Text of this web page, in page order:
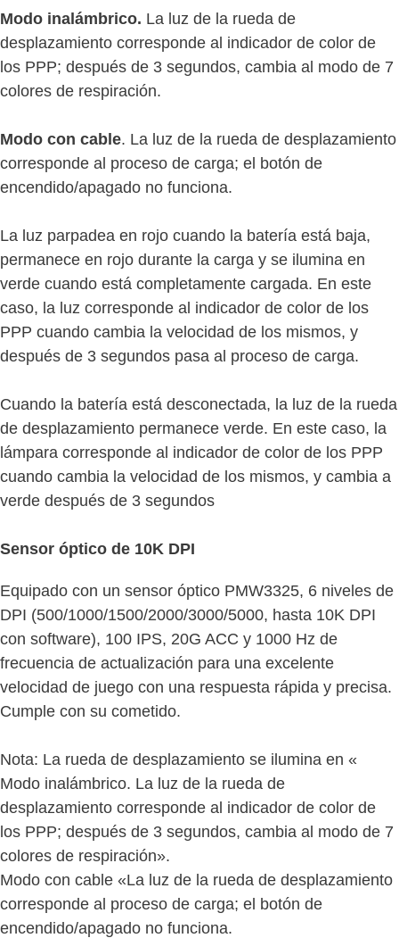
Modo inalámbrico. La luz de la rueda de
desplazamiento corresponde al indicador de color de
los PPP; después de 3 segundos, cambia al modo de 7
colores de respiración.
Modo con cable. La luz de la rueda de desplazamiento
corresponde al proceso de carga; el botón de
encendido/apagado no funciona.
La luz parpadea en rojo cuando la batería está baja,
permanece en rojo durante la carga y se ilumina en
verde cuando está completamente cargada. En este
caso, la luz corresponde al indicador de color de los
PPP cuando cambia la velocidad de los mismos, y
después de 3 segundos pasa al proceso de carga.
Cuando la batería está desconectada, la luz de la rueda
de desplazamiento permanece verde. En este caso, la
lámpara corresponde al indicador de color de los PPP
cuando cambia la velocidad de los mismos, y cambia a
verde después de 3 segundos
Sensor óptico de 10K DPI
Equipado con un sensor óptico PMW3325, 6 niveles de
DPI (500/1000/1500/2000/3000/5000, hasta 10K DPI
con software), 100 IPS, 20G ACC y 1000 Hz de
frecuencia de actualización para una excelente
velocidad de juego con una respuesta rápida y precisa.
Cumple con su cometido.
Nota: La rueda de desplazamiento se ilumina en «
Modo inalámbrico. La luz de la rueda de
desplazamiento corresponde al indicador de color de
los PPP; después de 3 segundos, cambia al modo de 7
colores de respiración».
Modo con cable «La luz de la rueda de desplazamiento
corresponde al proceso de carga; el botón de
encendido/apagado no funciona.